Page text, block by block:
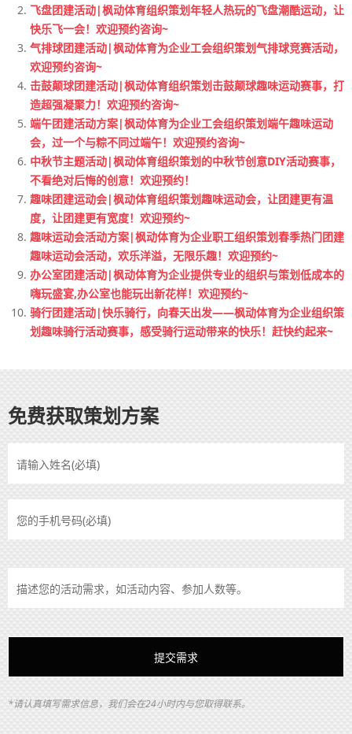
飞盘团建活动|枫动体育组织策划年轻人热玩的飞盘潮酷运动，让
快乐飞一会！欢迎预约咨询~
气排球团建活动|枫动体育为企业工会组织策划气排球竞赛活动，
欢迎预约咨询~
击鼓颠球团建活动|枫动体育组织策划击鼓颠球趣味运动赛事，打
造超强凝聚力！欢迎预约咨询~
端午团建活动方案|枫动体育为企业工会组织策划端午趣味运动
会，过一个与粽不同过端午！欢迎预约咨询~
中秋节主题活动|枫动体育组织策划的中秋节创意DIY活动赛事，
不看绝对后悔的创意！欢迎预约！
趣味团建运动会|枫动体育组织策划趣味运动会，让团建更有温
度，让团建更有宽度！欢迎预约~
趣味运动会活动方案|枫动体育为企业职工组织策划春季热门团建
趣味运动会活动，欢乐洋溢，无限乐趣！欢迎预约~
办公室团建活动|枫动体育为企业提供专业的组织与策划低成本的
嗨玩盛宴,办公室也能玩出新花样！欢迎预约~
骑行团建活动|快乐骑行，向春天出发——枫动体育为企业组织策
划趣味骑行活动赛事，感受骑行运动带来的快乐！赶快约起来~
免费获取策划方案
*请认真填写需求信息，我们会在24小时内与您取得联系。